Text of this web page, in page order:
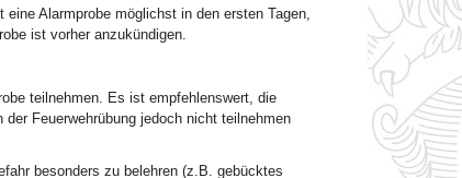
Alarmprobe möglichst in den ersten Tagen,
ist vorher anzukündigen.
teilnehmen. Es ist empfehlenswert, die
Feuerwehrübung jedoch nicht teilnehmen
besonders zu belehren (z.B. gebücktes